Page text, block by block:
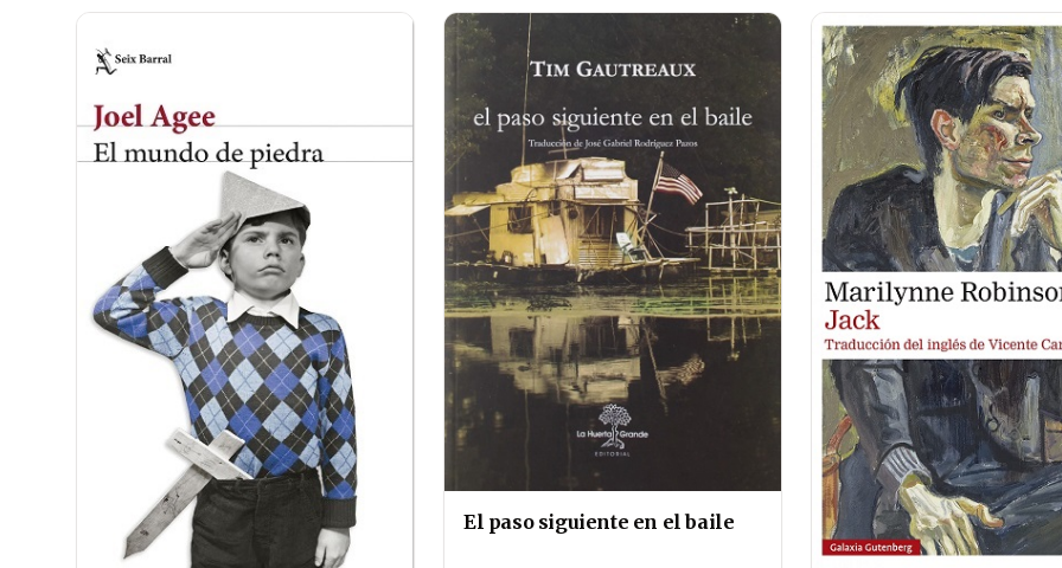
El paso siguiente en el baile